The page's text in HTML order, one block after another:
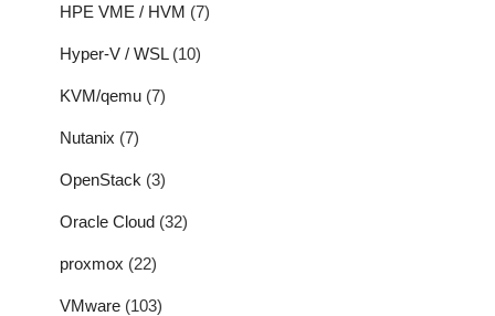
HPE VME / HVM (7)
Hyper-V / WSL(10)
KVM/qemu (7)
Nutanix (7)
OpenStack (3)
Oracle Cloud (32)
proxmox (22)
VMware (103)